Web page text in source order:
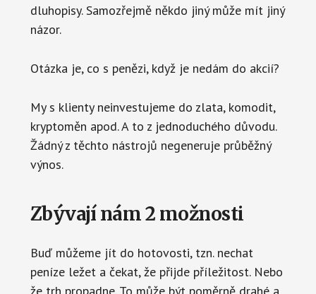
dluhopisy. Samozřejmě někdo jiný může mít jiný
názor.
Otázka je, co s penězi, když je nedám do akcií?
My s klienty neinvestujeme do zlata, komodit,
kryptoměn apod. A to z jednoduchého důvodu.
Žádný z těchto nástrojů negeneruje průběžný
výnos.
Zbývají nám 2 možnosti
Buď můžeme jít do hotovosti, tzn. nechat
peníze ležet a čekat, že přijde příležitost. Nebo
že trh propadne. To může být poměrně drahé a